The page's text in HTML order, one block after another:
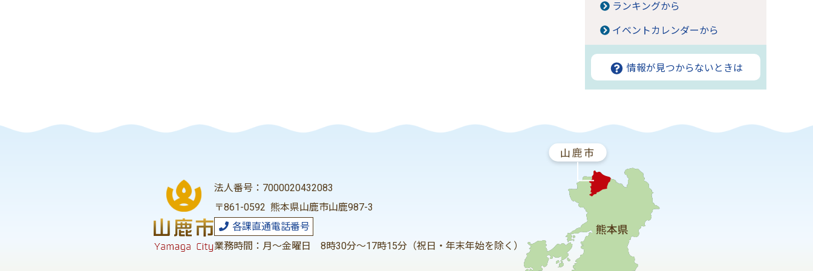
ランキングから
イベントカレンダーから
情報が見つからないときは
法人番号：7000020432083
〒861-0592 熊本県山鹿市山鹿987-3
各課直通電話番号
業務時間：月～金曜日 8時30分～17時15分（祝日・年末年始を除く）